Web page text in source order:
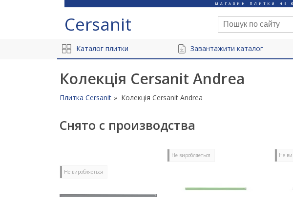
МАГАЗИН ПЛИТКИ НЕ
Cersanit
Каталог плитки Завантажити каталог
Колекція Cersanit Andrea
Плитка Cersanit Колекція Cersanit Andrea
Снято с производства
Не виробляеться
Не виробляеться Не